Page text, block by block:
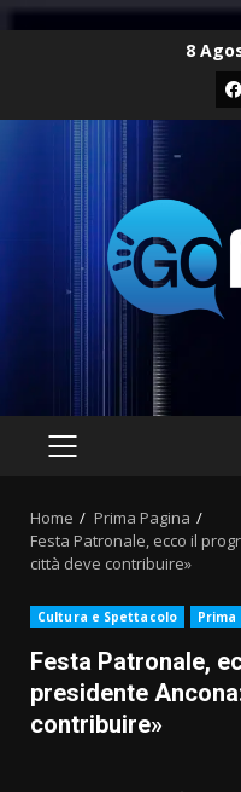
8
PRIMARY
Home
Prima Pagina
Festa Patronale, ecco il
città deve contribuire»
Cultura e Spettacolo Prima
Festa Patronale,
presidente
contribuire»